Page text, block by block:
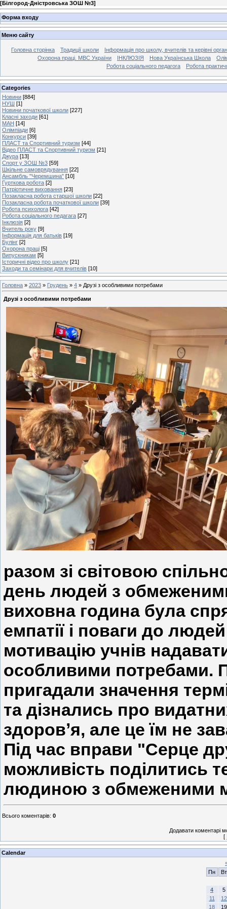
[Білгород-Дністровська ЗОШ №3]
Форма входу
Меню сайту
Головна сторінка Традиції школи
Інформація про школу, вчителів та керівні
Охорона праці. МВС України
ІНКЛЮЗІЯ Нова Українська Школа
Робота соціального педагога
Робота
Categories
Новини [884]
НУШ [1]
Новини початкової школи [227]
Класні заходи [61]
МАН [14]
Олімпіади [6]
Конкурси [39]
ПЛАСТ та Спортивний туризм [44]
Відео ПЛАСТ та Спортивний туризм [21]
Джура [13]
Спорт у ЗОШ №3 [59]
Шкільне самоврядування [22]
Ансамбль "Черемшина" [10]
Гурткова робота [2]
Патріотичне виховання [23]
Позакласна робота старшої школи [22]
Позакласна робота початкової школи [39]
Робота психолога [42]
Робота соціального педагага [27]
Інклюзія [2]
Вчитель року [9]
Інформація для батьків [19]
Булінг [2]
Охорона праці [5]
Випускникам [5]
Історичні відео про школу [21]
Заходи та семінари для вчителів [10]
Головна » 2023 » Грудень » 4 » Друзі з особливими потребами
Друзі з особливими потребами
разом зі світовою
день людей з
виховна година була
емпатії і поваги до
мотивацію учнів
особливими потребами.
пригадали значення
та дізнались про
здоровʼя, але це їм не
Під час вправи "Серце
можливість поділитись
людиною з обмеженими
Всього коментарів: 0
Додавати коментарі
[
Calendar
Пн
Вт
4
5
11
12
18
19